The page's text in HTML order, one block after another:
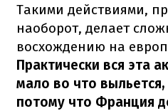
Такими действиями,
наоборот, делает
восхождению на
Практически вся эта
мало во что выльется,
потому что Франция